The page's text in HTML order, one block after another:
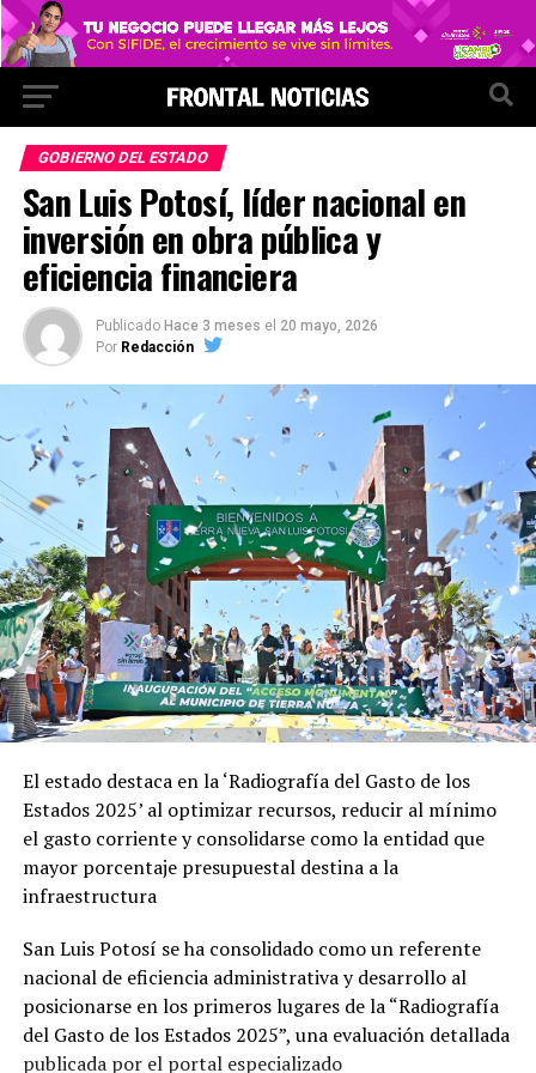
GOBIERNO DEL ESTADO
San Luis Potosí, líder nacional en
inversión en obra pública y
eficiencia financiera
Publicado Hace 3 meses el 20 mayo, 2026
Por Redacción
El estado destaca en la ‘Radiografía del Gasto de los
Estados 2025’ al optimizar recursos, reducir al mínimo
el gasto corriente y consolidarse como la entidad que
mayor porcentaje presupuestal destina a la
infraestructura
San Luis Potosí se ha consolidado como un referente
nacional de eficiencia administrativa y desarrollo al
posicionarse en los primeros lugares de la “Radiografía
del Gasto de los Estados 2025”, una evaluación detallada
publicada por el portal especializado